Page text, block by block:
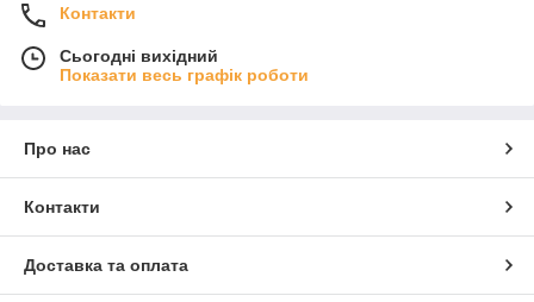
Контакти
Сьогодні вихідний
Показати весь графік роботи
Про нас
Контакти
Доставка та оплата